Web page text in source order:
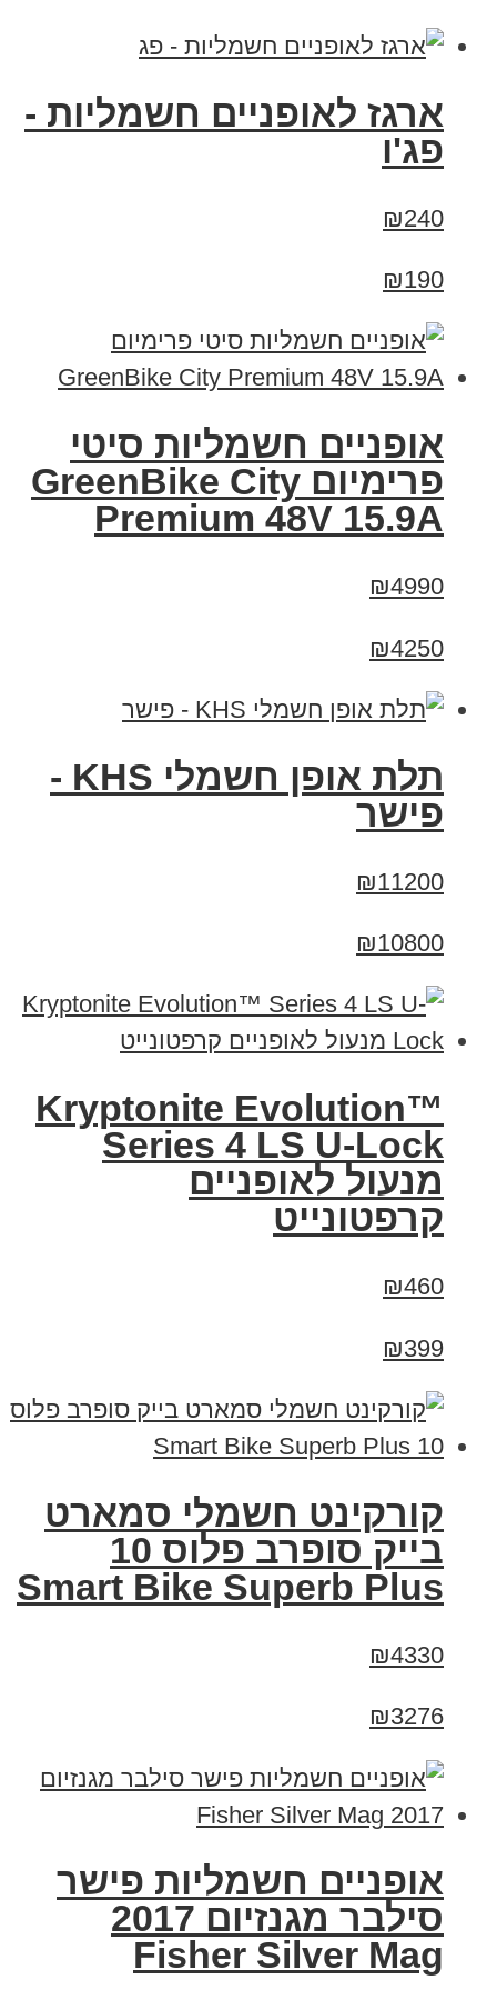
ארגז לאופניים חשמליות -
פג'ו
₪240
₪190
אופניים חשמליות סיטי
פרימיום GreenBike City
Premium 48V 15.9A
₪4990
₪4250
תלת אופן חשמלי KHS -
פישר
₪11200
₪10800
Kryptonite Evolution™
Series 4 LS U-Lock
מנעול לאופניים
קרפטונייט
₪460
₪399
קורקינט חשמלי סמארט
בייק סופרב פלוס 10
Smart Bike Superb Plus
₪4330
₪3276
אופניים חשמליות פישר
סילבר מגנזיום 2017
Fisher Silver Mag